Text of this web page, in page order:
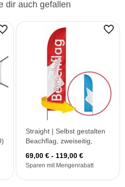
dir auch gefallen
Straight | Selbst gestalten
Beachflag, zweiseitig,
69,00 € - 119,00 €
Sparen mit Mengenrabatt